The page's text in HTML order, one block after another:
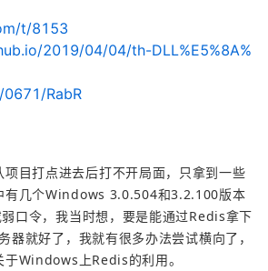
t/8153
2019/04/04/th-DLL%E5%8A%
RabR
目打点进去后打不开局面，只拿到一些
有几个Windows 3.0.504和3.2.100版本
口令，我当时想，要是能通过Redis拿下
就好了，我就有很多办法尝试横向了，